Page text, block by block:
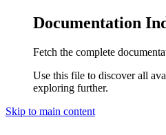
Documentation
Fetch the complete
Use this file to discover all
exploring further.
Skip to main content